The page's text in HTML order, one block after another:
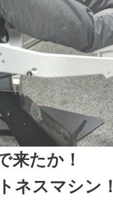
来たか！
ネスマシン！